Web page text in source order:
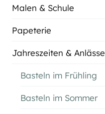
Malen & Schule
Papeterie
Jahreszeiten & Anlässe
Basteln im Frühling
Basteln im Sommer